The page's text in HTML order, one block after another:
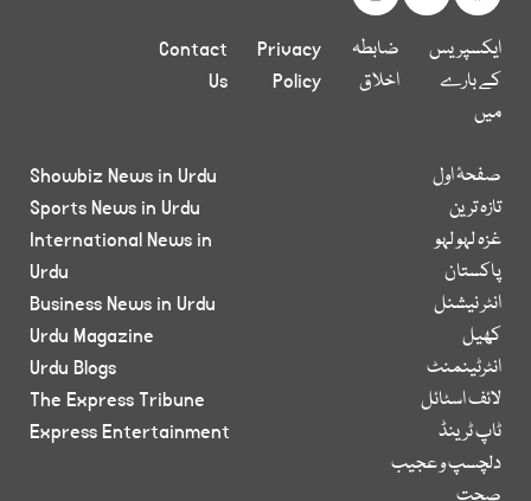
ایکسپریس
کے بارے
میں
ضابطہ
اخلاق
Privacy
Policy
Contact
Us
صفحۂ اول
تازہ ترین
غزہ لہو لہو
پاکستان
انٹر نیشنل
کھیل
انٹرٹینمنٹ
لائف اسٹائل
ٹاپ ٹرینڈ
دلچسپ و عجیب
Showbiz News in Urdu
Sports News in Urdu
International News in
Urdu
Business News in Urdu
Urdu Magazine
Urdu Blogs
The Express Tribune
Express Entertainment